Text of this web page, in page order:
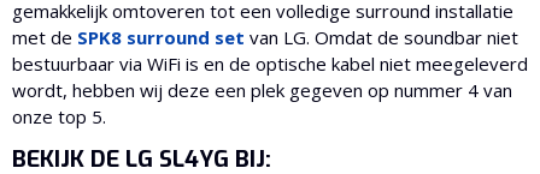
gemakkelijk omtoveren tot een volledige surround installatie
met de SPK8 surround set van LG. Omdat de soundbar niet
bestuurbaar via WiFi is en de optische kabel niet meegeleverd
wordt, hebben wij deze een plek gegeven op nummer 4 van
onze top 5.
BEKIJK DE LG SL4YG BIJ: